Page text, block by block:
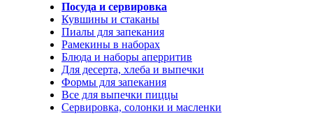
Посуда и сервировка
Кувшины и стаканы
Пиалы для запекания
Рамекины в наборах
Блюда и наборы аперритив
Для десерта, хлеба и выпечки
Формы для запекания
Все для выпечки пиццы
Сервировка, солонки и масленки